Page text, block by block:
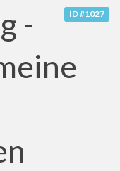
ID #1027
-